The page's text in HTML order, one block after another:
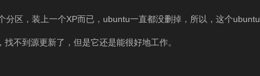
区，装上一个XP而已，ubuntu一直都没删掉，所以，这个ubuntu
不到源更新了，但是它还是能很好地工作。